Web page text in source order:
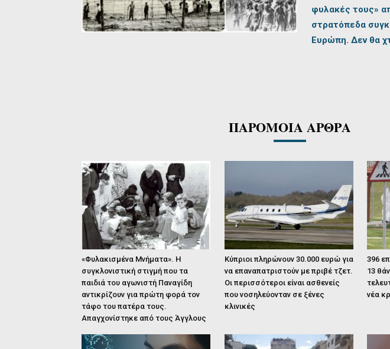
φυλακές τους»
στρατόπεδα
Ευρώπη. Δεν θα
ΠΑΡΟΜΟΙΑ ΑΡΘΡΑ
«Φυλακισμένα Μνήματα». Η
συγκλονιστική στιγμή που τα
παιδιά του αγωνιστή Παναγίδη
αντικρίζουν για πρώτη φορά τον
τάφο του πατέρα τους.
Απαγχονίστηκε από τους Άγγλους
Κύπριοι πληρώνουν 30.000 ευρώ για
να επαναπατριστούν με πριβέ τζετ.
Οι περισσότεροι είναι ασθενείς
που νοσηλεύονταν σε ξένες
κλινικές
396
13
νέα